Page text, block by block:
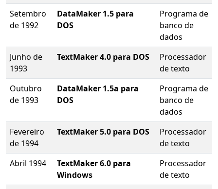
Setembro
de 1992
DataMaker 1.5 para
DOS
Programa de
banco de
dados
Junho de
1993
TextMaker 4.0 para DOS
Processador
de texto
Outubro
de 1993
DataMaker 1.5a para
DOS
Programa de
banco de
dados
Fevereiro
de 1994
TextMaker 5.0 para DOS
Processador
de texto
Abril 1994
TextMaker 6.0 para
Windows
Processador
de texto